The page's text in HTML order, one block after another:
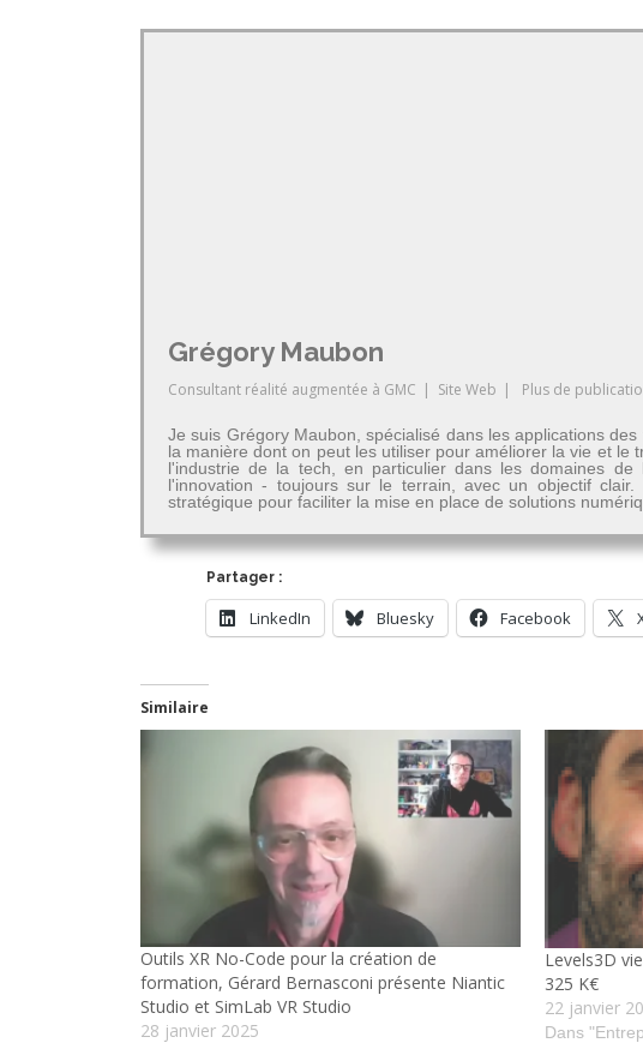
Grégory Maubon
Consultant réalité augmentée à GMC | Site Web | Plus de
Je suis Grégory Maubon, spécialisé dans les applications
la manière dont on peut les utiliser pour améliorer la vie et
l'industrie de la tech, en particulier dans les domaines
l'innovation - toujours sur le terrain, avec un objectif
stratégique pour faciliter la mise en place de solutions
Partager :
LinkedIn Bluesky Facebook
Similaire
Outils XR No-Code pour la création de
formation, Gérard Bernasconi présente Niantic
Studio et SimLab VR Studio
28 janvier 2025
Levels3D
325 K€
22 janvier
Dans